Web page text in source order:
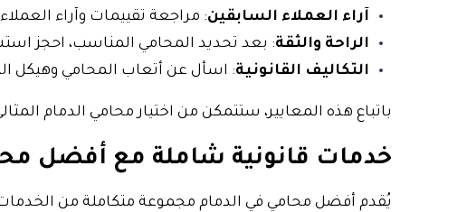
آراء العملاء السابقين: مراجعة تقييمات وآراء
الراحة والثقة: بعد تحديد المحامي المناسب، احجز
التكاليف القانونية: اسأل عن أتعاب المحامي وهيكل
باتباع هذه المعايير، ستتمكن من اختيار محامي الدمام
خدمات قانونية شاملة مع أفضل
يُقدم أفضل محامي في الدمام مجموعة متكاملة من الخدمات